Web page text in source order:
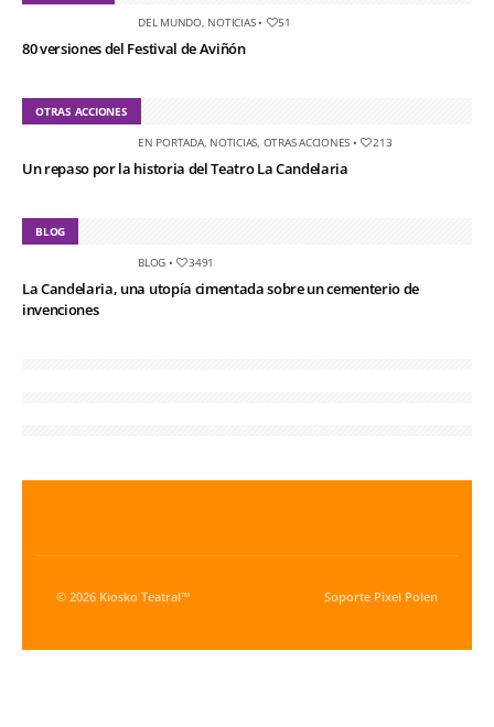
DEL MUNDO, NOTICIAS• 51
80 versiones del Festival de Aviñón
OTRAS ACCIONES
EN PORTADA, NOTICIAS OTRAS ACCIONES • 213
Un repaso por la historia del Teatro La Candelaria
BLOG
BLOG • 3491
La Candelaria, una utopía cimentada sobre un cementerio de
invenciones
© 2026 Kiosko Teatral™ Soporte Pixel Polen